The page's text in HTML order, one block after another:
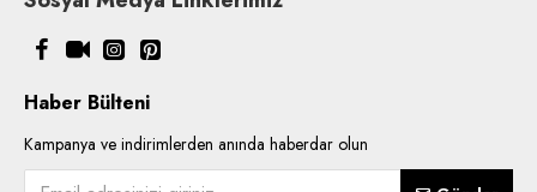
Haber Bülteni
Kampanya ve indirimlerden anında haberdar olun